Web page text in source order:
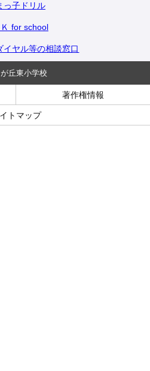
っ子ドリル
Ｋ for school
イヤル等の相談窓口
丘東小学校
著作権情報
トマップ